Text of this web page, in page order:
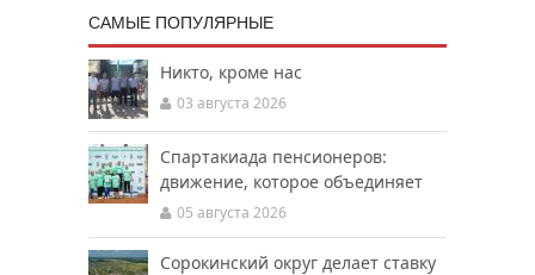
САМЫЕ ПОПУЛЯРНЫЕ
Никто, кроме нас
03 августа 2026
Спартакиада пенсионеров:
движение, которое объединяет
05 августа 2026
Сорокинский округ делает ставку